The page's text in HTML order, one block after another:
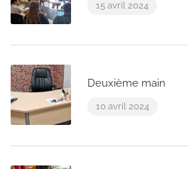
15 avril 2024
Deuxième main
10 avril 2024